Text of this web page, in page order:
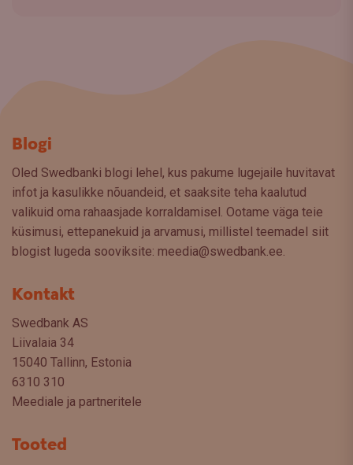
Blogi
Oled Swedbanki blogi lehel, kus pakume lugejaile huvitavat
infot ja kasulikke nõuandeid, et saaksite teha kaalutud
valikuid oma rahaasjade korraldamisel. Ootame väga teie
küsimusi, ettepanekuid ja arvamusi, millistel teemadel siit
blogist lugeda sooviksite: meedia@swedbank.ee.
Kontakt
Swedbank AS
Liivalaia 34
15040 Tallinn, Estonia
6310 310
Meediale ja partneritele
Tooted